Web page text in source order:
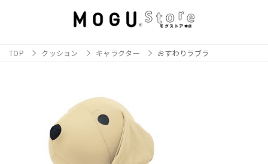
TOP クッション キャラクター おすわりラブラ